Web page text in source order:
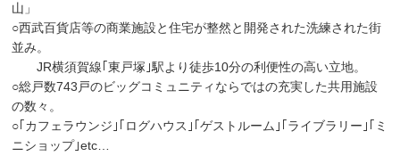
山」
○西武百貨店等の商業施設と住宅が整然と開発された洗練された街
並み。
JR横須賀線｢東戸塚｣駅より徒歩10分の利便性の高い立地。
○総戸数743戸のビッグコミュニティならではの充実した共用施設
の数々。
○｢カフェラウンジ｣｢ログハウス｣｢ゲストルーム｣｢ライブラリー｣｢ミ
ニショップ｣etc…